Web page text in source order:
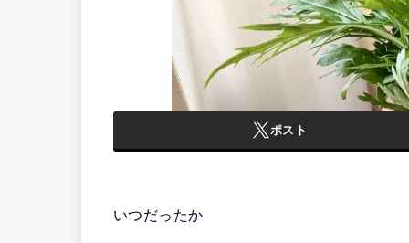
ポスト
いつだったか